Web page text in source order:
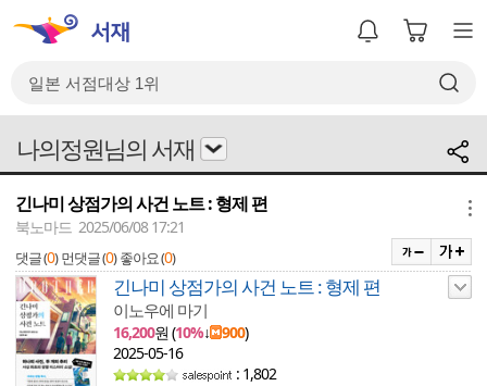
나의정원님의 서재
긴나미 상점가의 사건 노트 : 형제 편
북노마드 2025/06/08 17:21
댓글 (0) 먼댓글 (0) 좋아요 (0)
긴나미 상점가의 사건 노트 : 형제 편
이노우에 마기
16,200원 (10%↓ 900)
2025-05-16
: 1,802